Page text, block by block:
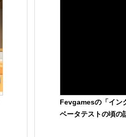
Fevgamesの「イン
ベータテストの頃の